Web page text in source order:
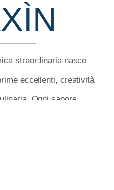
straordinaria nasce
eccellenti, creatività
Ogni sapore